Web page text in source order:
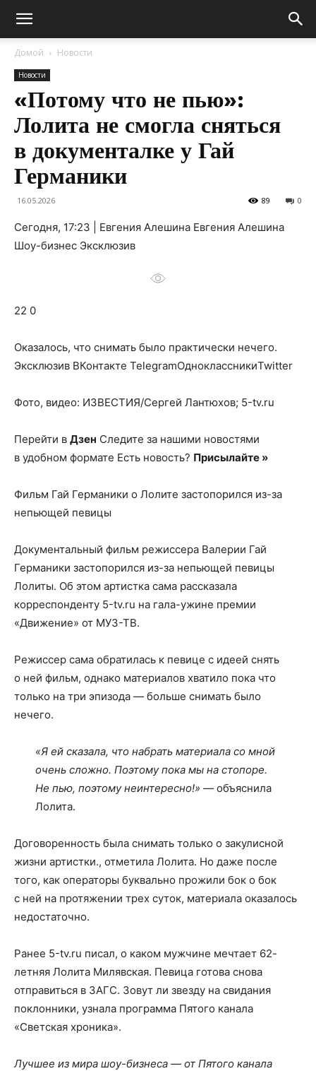
Домой Новости
Новости
«Потому что не пью»:
Лолита не смогла сняться
в документалке у Гай
Германики
16.05.2026 0
89
Сегодня, 17:23 | Евгения Алешина Евгения Алешина
Шоу-бизнес Эксклюзив
22 0
Оказалось, что снимать было практически нечего.
Эксклюзив ВКонтакте TelegramОдноклассникиTwitter
Фото, видео: ИЗВЕСТИЯ/Сергей Лантюхов; 5-tv.ru
Перейти в Дзен Следите за нашими новостями
в удобном формате Есть новость? Присылайте »
Фильм Гай Германики о Лолите застопорился из-за
непьющей певицы
Документальный фильм режиссера Валерии Гай
Германики застопорился из-за непьющей певицы
Лолиты. Об этом артистка сама рассказала
корреспонденту 5-tv.ru на гала-ужине премии
«Движение» от МУЗ-ТВ.
Режиссер сама обратилась к певице с идеей снять
о ней фильм, однако материалов хватило пока что
только на три эпизода — больше снимать было
нечего.
«Я ей сказала, что набрать материала со мной
очень сложно. Поэтому пока мы на стопоре.
Не пью, поэтому неинтересно!» — объяснила
Лолита.
Договоренность была снимать только о закулисной
жизни артистки., отметила Лолита. Но даже после
того, как операторы буквально прожили бок о бок
с ней на протяжении трех суток, материала оказалось
недостаточно.
Ранее 5-tv.ru писал, о каком мужчине мечтает 62-
летняя Лолита Милявская. Певица готова снова
отправиться в ЗАГС. Зовут ли звезду на свидания
поклонники, узнала программа Пятого канала
«Светская хроника».
Лучшее из мира шоу-бизнеса — от Пятого канала